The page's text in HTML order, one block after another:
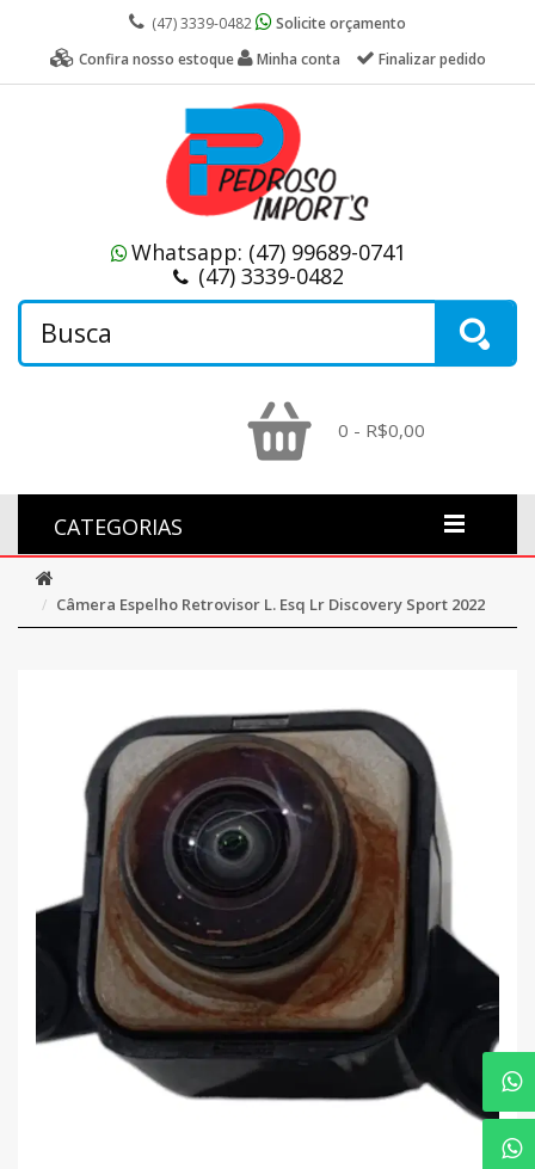
(47) 3339-0482
Solicite orçamento
Confira nosso estoque
Minha conta Finalizar pedido
Whatsapp: (47) 99689-0741
(47) 3339-0482
0 - R$0,00
CATEGORIAS
Câmera Espelho Retrovisor L. Esq Lr Discovery Sport 2022